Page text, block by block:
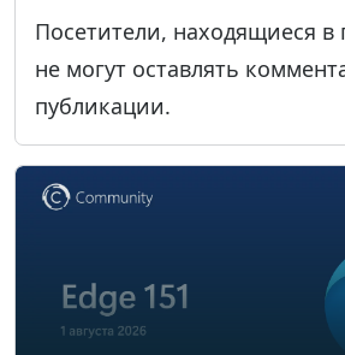
Посетители, находящиеся в
не могут оставлять
публикации.